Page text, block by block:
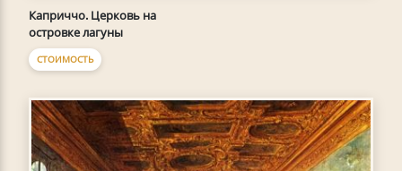
Каприччо. Церковь на
островке лагуны
СТОИМОСТЬ